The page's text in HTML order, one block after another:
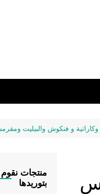
و فنكوش والبيليت
منتجات نقوم
بتوريدها